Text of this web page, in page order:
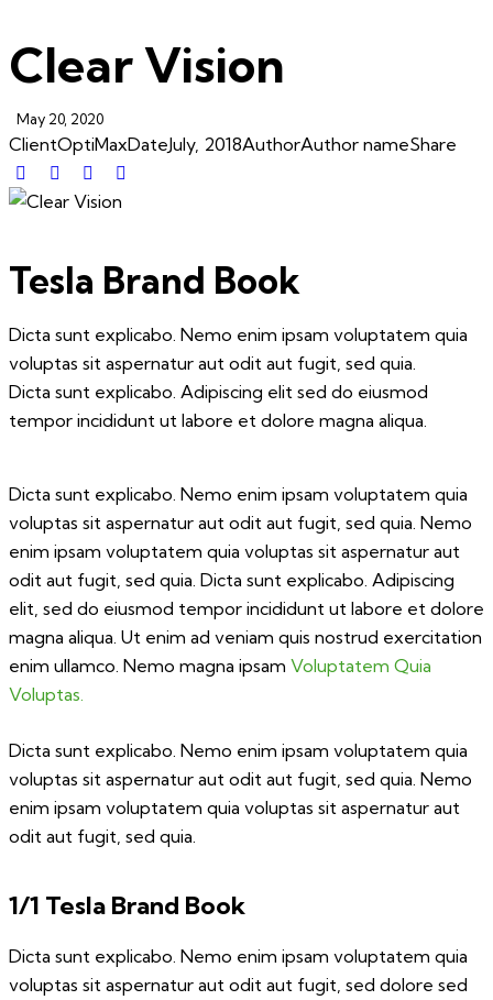
Clear Vision
May 20, 2020
ClientOptiMaxDateJuly, 2018AuthorAuthor nameShare
Tesla Brand Book
Dicta sunt explicabo. Nemo enim ipsam voluptatem quia
voluptas sit aspernatur aut odit aut fugit, sed quia.
Dicta sunt explicabo. Adipiscing elit sed do eiusmod
tempor incididunt ut labore et dolore magna aliqua.
Dicta sunt explicabo. Nemo enim ipsam voluptatem quia
voluptas sit aspernatur aut odit aut fugit, sed quia. Nemo
enim ipsam voluptatem quia voluptas sit aspernatur aut
odit aut fugit, sed quia. Dicta sunt explicabo. Adipiscing
elit, sed do eiusmod tempor incididunt ut labore et dolore
magna aliqua. Ut enim ad veniam quis nostrud exercitation
enim ullamco. Nemo magna ipsam Voluptatem Quia
Voluptas.
Dicta sunt explicabo. Nemo enim ipsam voluptatem quia
voluptas sit aspernatur aut odit aut fugit, sed quia. Nemo
enim ipsam voluptatem quia voluptas sit aspernatur aut
odit aut fugit, sed quia.
1/1 Tesla Brand Book
Dicta sunt explicabo. Nemo enim ipsam voluptatem quia
voluptas sit aspernatur aut odit aut fugit, sed dolore sed